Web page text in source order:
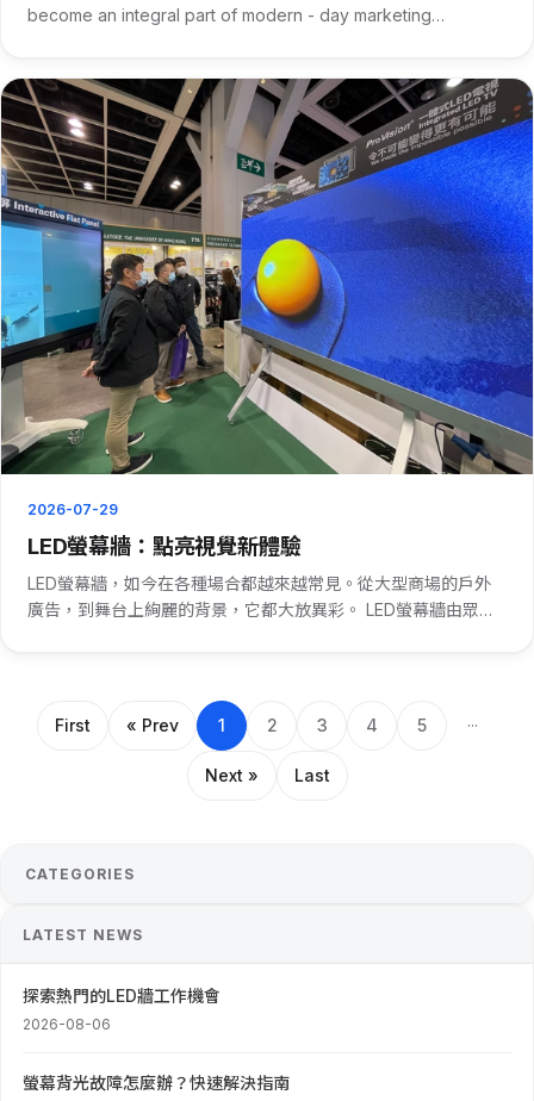
become an integral part of modern - day marketing
2026-07-29
LED螢幕牆：點亮視覺新體驗
LED螢幕牆，如今在各種場合都越來越常見。從大型商場的戶外
廣告，到舞台上絢麗的背景，它都大放異彩。 LED螢幕牆由眾多
First
« Prev 1 2 3 4 5 ···
Next » Last
CATEGORIES
LATEST NEWS
探索熱門的LED牆工作機會
2026-08-06
螢幕背光故障怎麼辦？快速解決指南